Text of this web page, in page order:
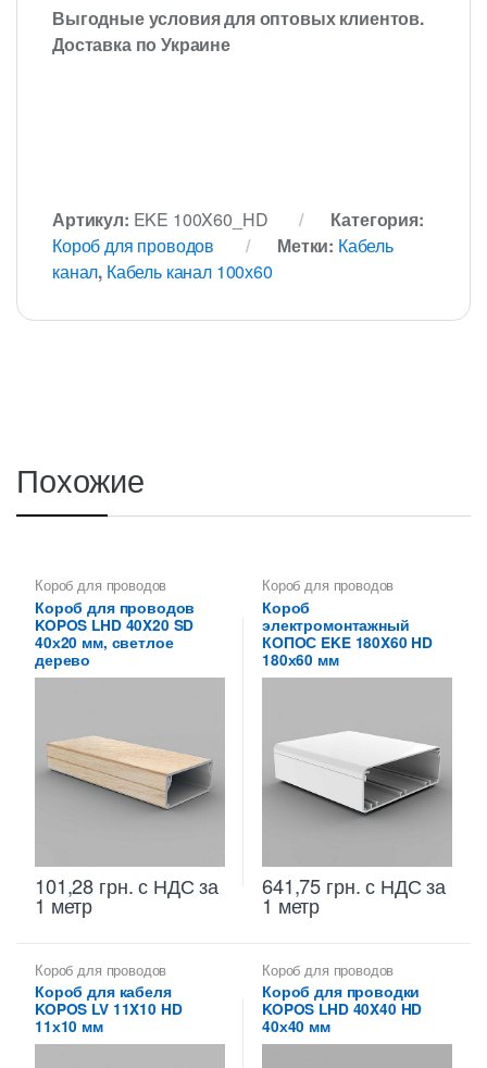
Выгодные условия для оптовых клиентов.
Доставка по Украине
Артикул: EKE 100X60_HD
Категория:
Короб для проводов
Метки: Кабель
канал, Кабель канал 100х60
Похожие
Короб для проводов
Короб для проводов
KOPOS LHD 40X20 SD
40х20 мм, светлое
дерево
101,28 грн.с НДС за
1 метр
Короб для проводов
Короб
электромонтажный
КОПОС EKE 180X60 HD
180х60 мм
641,75 грн.с НДС за
1 метр
Короб для проводов
Короб для кабеля
KOPOS LV 11X10 HD
11х10 мм
Короб для проводов
Короб для проводки
KOPOS LHD 40X40 HD
40х40 мм